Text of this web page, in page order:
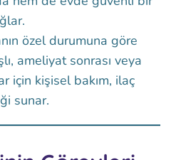
özel durumuna göre
ameliyat sonrası veya
için kişisel bakım, ilaç
sunar.